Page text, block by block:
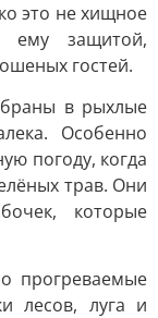
это не хищное
ему защитой,
гостей.
в рыхлые
Особенно
погоду, когда
трав. Они
которые
прогреваемые
лесов, луга и